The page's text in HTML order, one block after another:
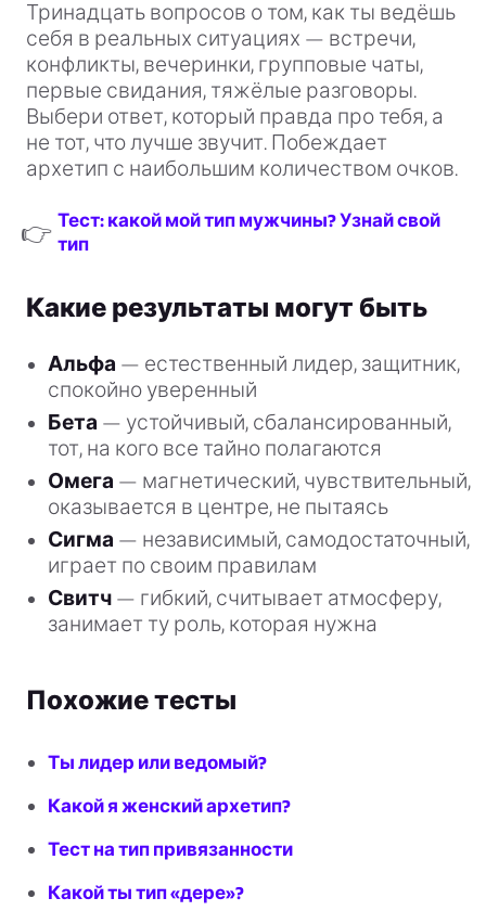
Тринадцать вопросов о том, как ты ведёшь
себя в реальных ситуациях — встречи,
конфликты, вечеринки, групповые чаты,
первые свидания, тяжёлые разговоры.
Выбери ответ, который правда про тебя, а
не тот, что лучше звучит. Побеждает
архетип с наибольшим количеством очков.
👉 Тест: какой мой тип мужчины? Узнай свой
тип
Какие результаты могут быть
Альфа — естественный лидер, защитник,
спокойно уверенный
Бета — устойчивый, сбалансированный,
тот, на кого все тайно полагаются
Омега — магнетический, чувствительный,
оказывается в центре, не пытаясь
Сигма — независимый, самодостаточный,
играет по своим правилам
Свитч — гибкий, считывает атмосферу,
занимает ту роль, которая нужна
Похожие тесты
Ты лидер или ведомый?
Какой я женский архетип?
Тест на тип привязанности
Какой ты тип «дере»?